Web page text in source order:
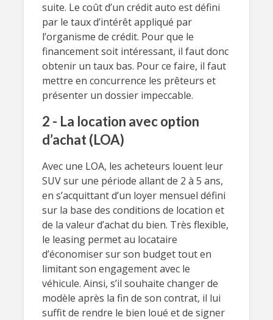
suite. Le coût d’un crédit auto est défini
par le taux d’intérêt appliqué par
l’organisme de crédit. Pour que le
financement soit intéressant, il faut donc
obtenir un taux bas. Pour ce faire, il faut
mettre en concurrence les prêteurs et
présenter un dossier impeccable.
2 - La location avec option
d’achat (LOA)
Avec une LOA, les acheteurs louent leur
SUV sur une période allant de 2 à 5 ans,
en s’acquittant d’un loyer mensuel défini
sur la base des conditions de location et
de la valeur d’achat du bien. Très flexible,
le leasing permet au locataire
d’économiser sur son budget tout en
limitant son engagement avec le
véhicule. Ainsi, s’il souhaite changer de
modèle après la fin de son contrat, il lui
suffit de rendre le bien loué et de signer